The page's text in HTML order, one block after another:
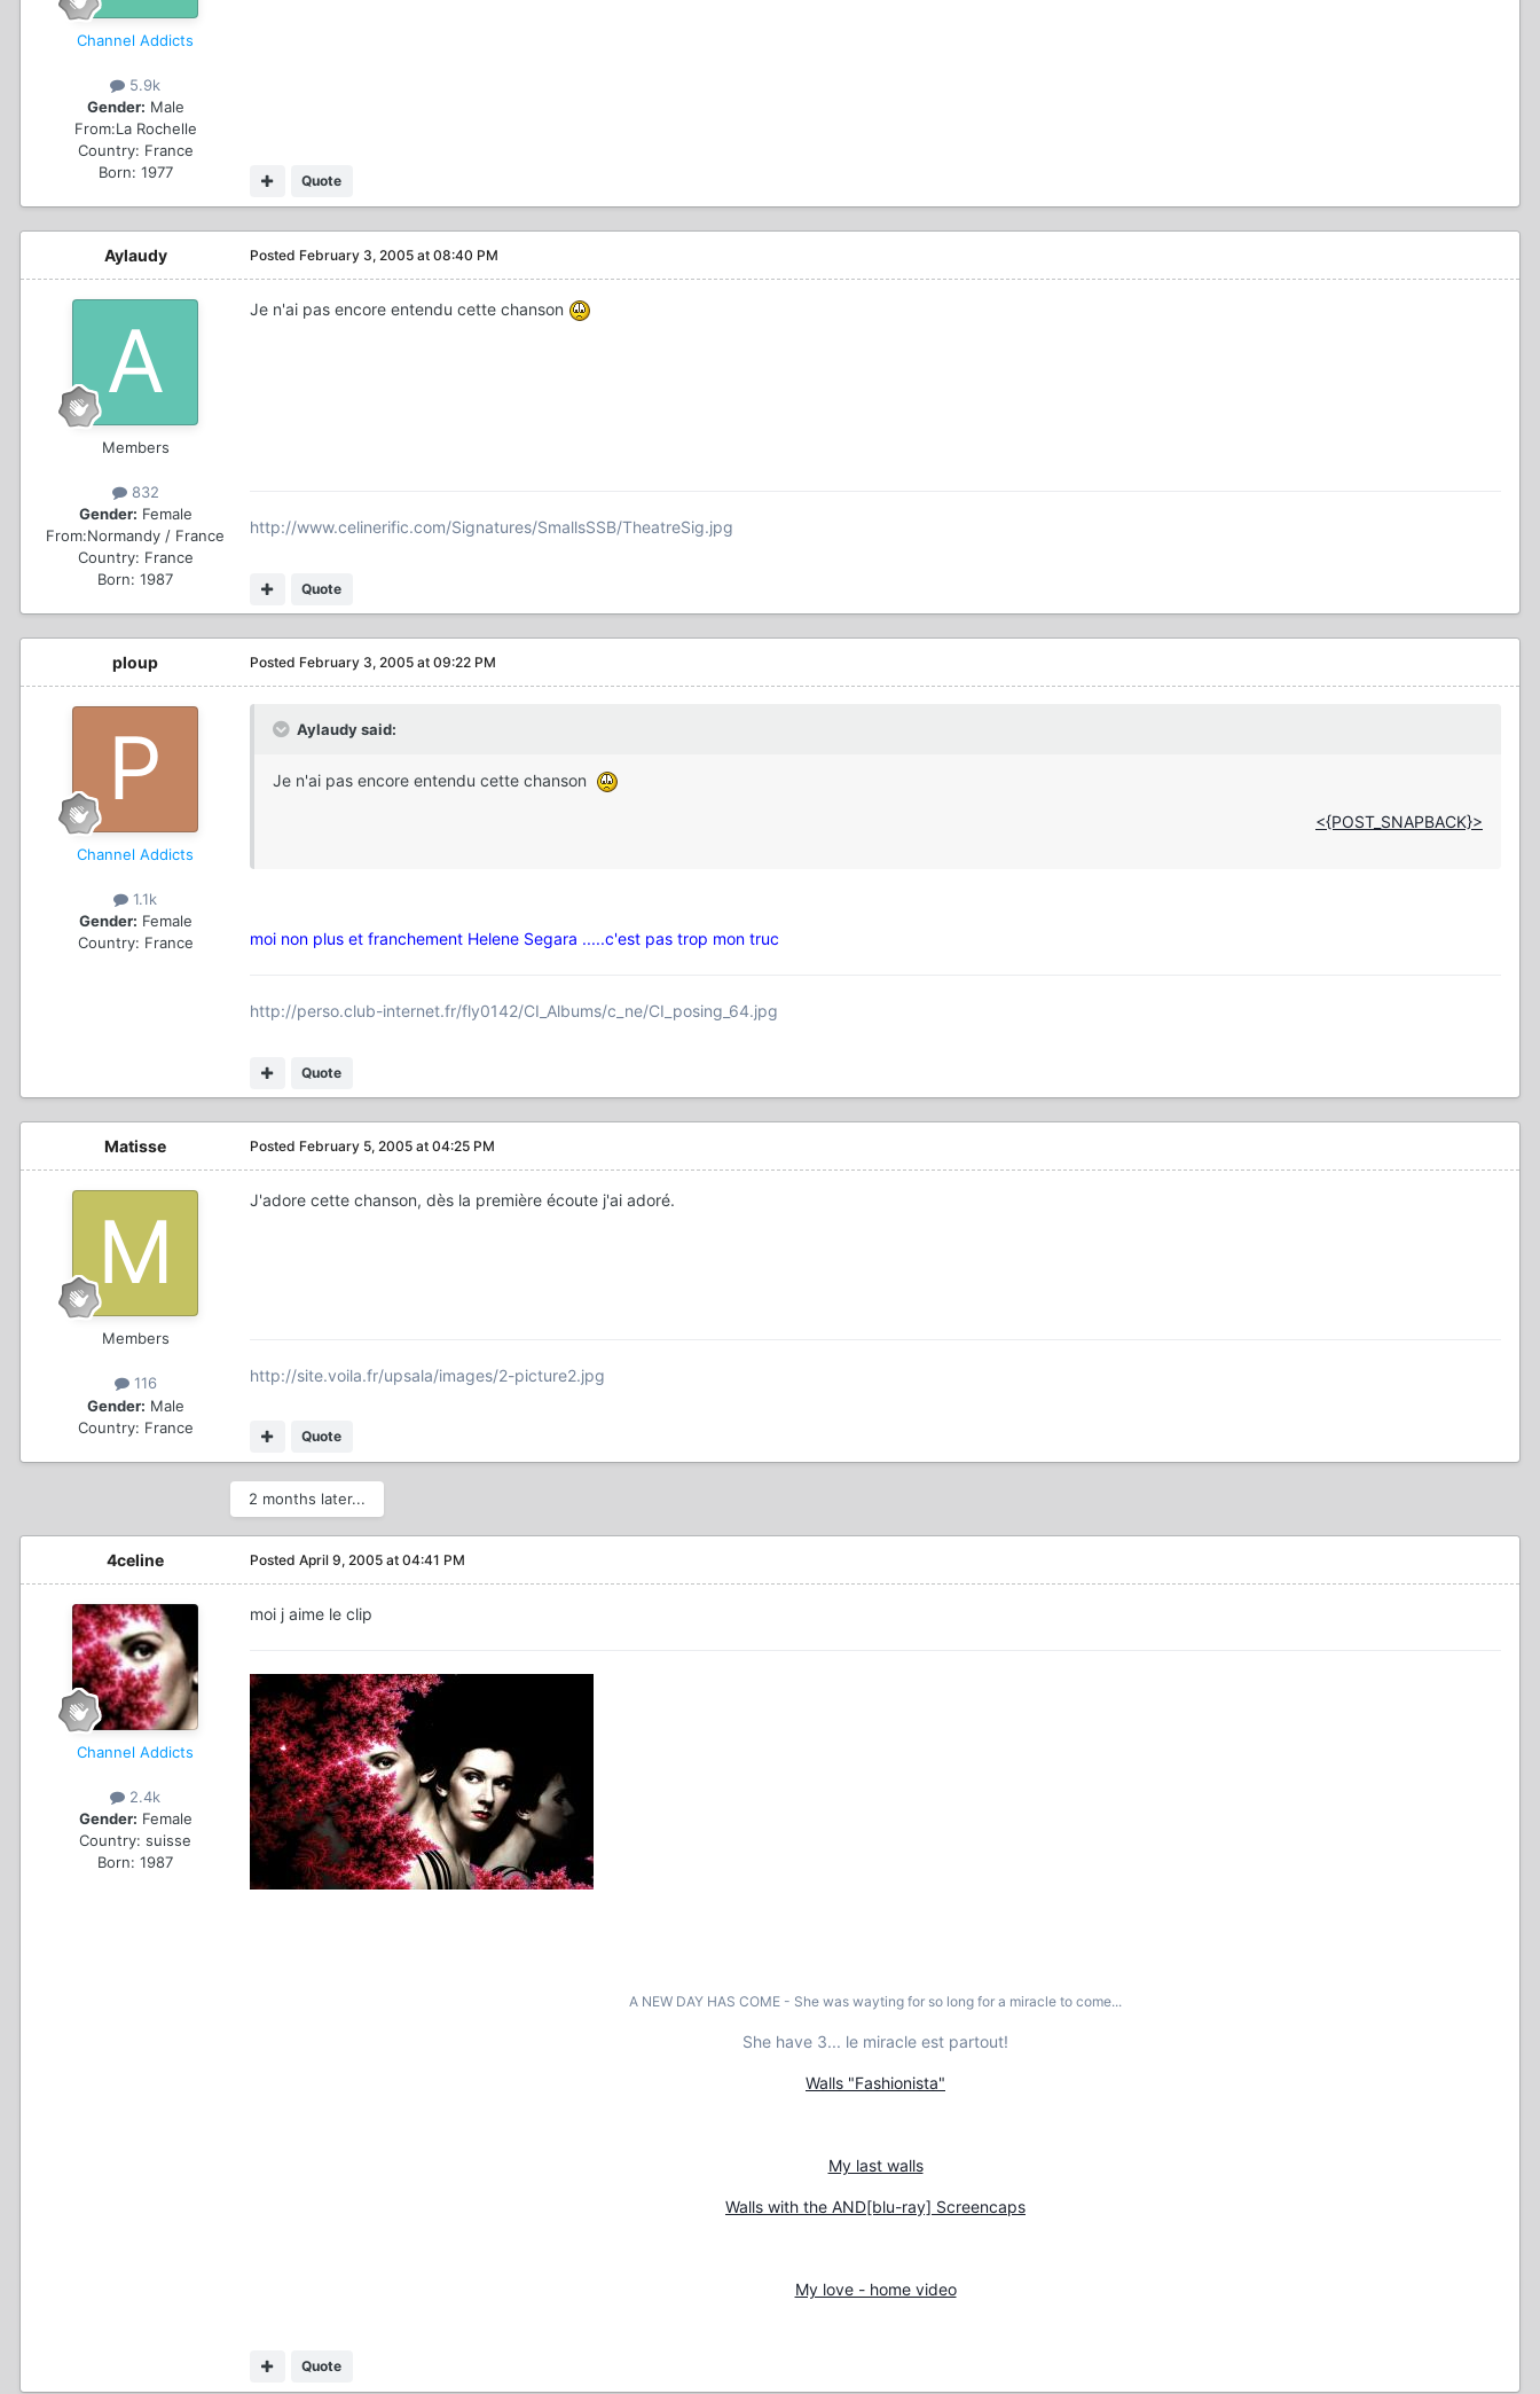
Channel Addicts
5.9k
Gender: Male
From:La Rochelle
Country: France
Born: 1977
Quote
Aylaudy
Members
832
Gender: Female
From:Normandy / France
Country: France
Born: 1987
Posted February 3, 2005 at 08:40 PM
Je n'ai pas encore entendu cette chanson
Quote
http://www.celinerific.com/Signatures/SmallsSSB/TheatreSig.jpg
ploup
Channel Addicts
1.1k
Gender: Female
Country: France
Posted February 3, 2005 at 09:22 PM
Aylaudy said:
Je n'ai pas encore entendu cette chanson
<{POST_SNAPBACK}>
moi non plus et franchement Helene Segara .....c'est pas trop mon truc
Quote
http://perso.club-internet.fr/fly0142/CI_Albums/c_ne/CI_posing_64.jpg
Matisse
Members
116
Gender: Male
Country: France
Posted February 5, 2005 at 04:25 PM
J'adore cette chanson, dès la première écoute j'ai adoré.
Quote
http://site.voila.fr/upsala/images/2-picture2.jpg
2 months later...
4celine
Channel Addicts
2.4k
Gender: Female
Country: suisse
Born: 1987
Posted April 9, 2005 at 04:41 PM
moi j aime le clip
Quote
A NEW DAY HAS COME - She was wayting for so long for a miracle to come...
She have 3... le miracle est partout!
Walls "Fashionista"
My last walls
Walls with the AND[blu-ray] Screencaps
My love - home video